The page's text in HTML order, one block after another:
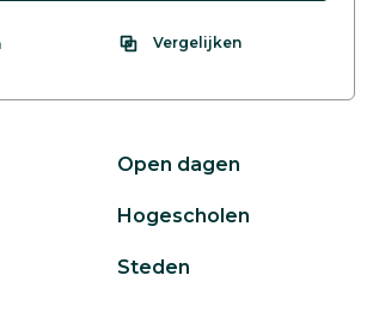
Vergelijken
Open dagen
Hogescholen
Steden